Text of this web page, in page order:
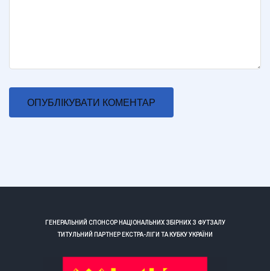
ГЕНЕРАЛЬНИЙ СПОНСОР НАЦІОНАЛЬНИХ ЗБІРНИХ З ФУТЗАЛУ
ТИТУЛЬНИЙ ПАРТНЕР ЕКСТРА-ЛІГИ ТА КУБКУ УКРАЇНИ